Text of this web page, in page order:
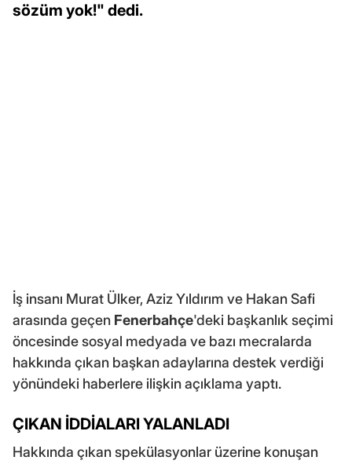
sözüm yok!" dedi.
İş insanı Murat Ülker, Aziz Yıldırım ve Hakan Safi
arasında geçen Fenerbahçe'deki başkanlık seçimi
öncesinde sosyal medyada ve bazı mecralarda
hakkında çıkan başkan adaylarına destek verdiği
yönündeki haberlere ilişkin açıklama yaptı.
ÇIKAN İDDİALARI YALANLADI
Hakkında çıkan spekülasyonlar üzerine konuşan